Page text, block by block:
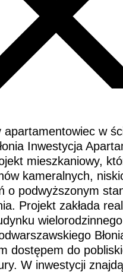
apartamentowiec w
Inwestycja
mieszkaniowy,
kameralnych,
o podwyższonym
Projekt zakłada
dostępem do
W inwestycji